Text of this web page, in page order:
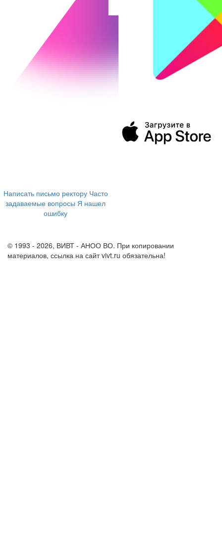
Написать письмо ректору Часто
задаваемые вопросы Я нашел
ошибку
© 1993 - 2026, ВИВТ - АНОО ВО. При копировании
материалов, ссылка на сайт vivt.ru обязательна!